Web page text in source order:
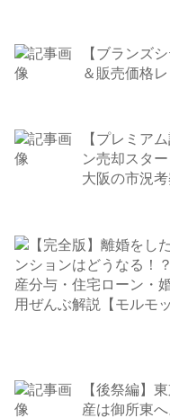
【ブランズ
＆販売価格
【プレミア
ン売却スタ
大阪の市況考
【後祭編】
産は御所東